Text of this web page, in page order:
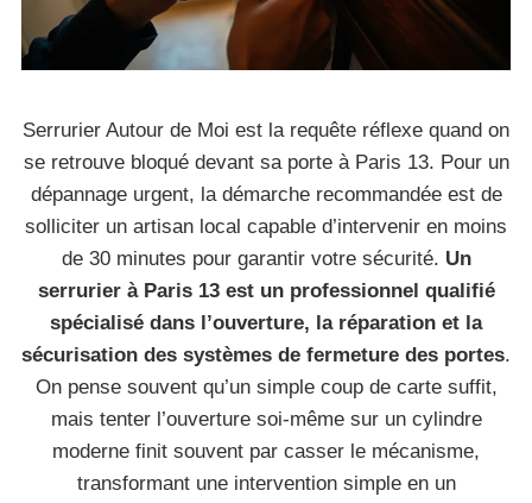
Serrurier Autour de Moi est la requête réflexe quand on
se retrouve bloqué devant sa porte à Paris 13. Pour un
dépannage urgent, la démarche recommandée est de
solliciter un artisan local capable d’intervenir en moins
de 30 minutes pour garantir votre sécurité. Un
serrurier à Paris 13 est un professionnel qualifié
spécialisé dans l’ouverture, la réparation et la
sécurisation des systèmes de fermeture des portes.
On pense souvent qu’un simple coup de carte suffit,
mais tenter l’ouverture soi-même sur un cylindre
moderne finit souvent par casser le mécanisme,
transformant une intervention simple en un